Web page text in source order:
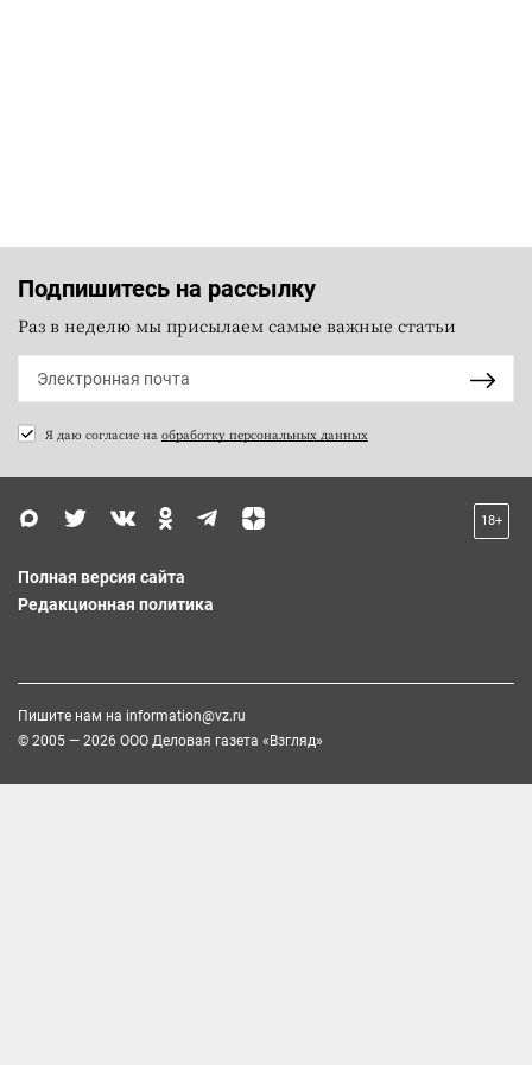
Подпишитесь на рассылку
Раз в неделю мы присылаем самые важные статьи
Я даю согласие на обработку персональных данных
18+
Полная версия сайта
Редакционная политика
Пишите нам на information@vz.ru
© 2005 — 2026 ООО Деловая газета «Взгляд»